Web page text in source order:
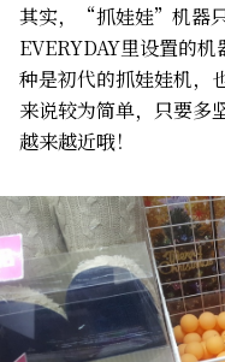
其实，“抓娃娃”机器只
EVERYDAY里设置的
种是初代的抓娃娃机，
来说较为简单，只要多
越来越近哦！